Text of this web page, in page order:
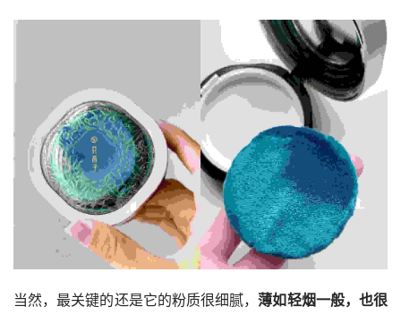
当然，最关键的还是它的粉质很细腻，薄如轻烟一般，也很